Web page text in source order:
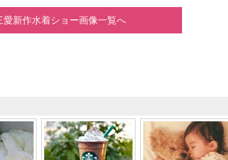
愛新作水着ショー画像一覧へ